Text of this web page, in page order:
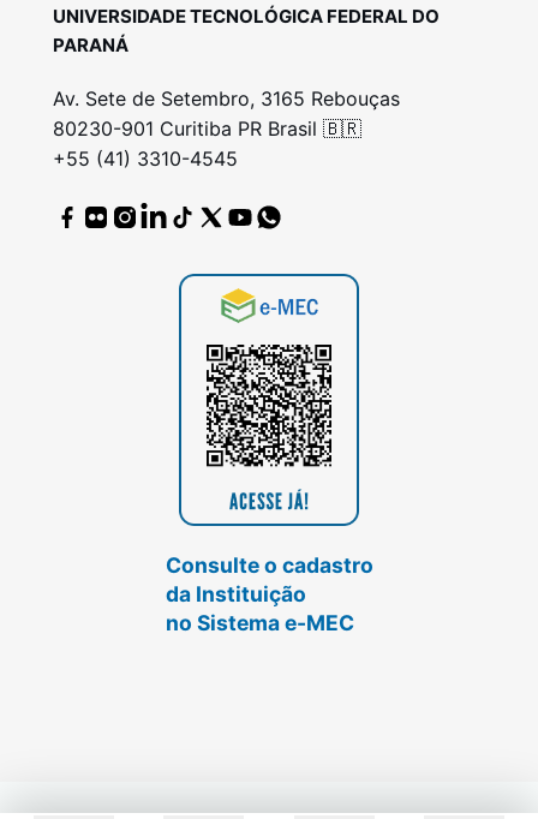
UNIVERSIDADE TECNOLÓGICA FEDERAL DO
PARANÁ
Av. Sete de Setembro, 3165 Rebouças
80230-901 Curitiba PR Brasil 🇧🇷
+55 (41) 3310-4545
Consulte o cadastro
da Instituição
no Sistema e-MEC